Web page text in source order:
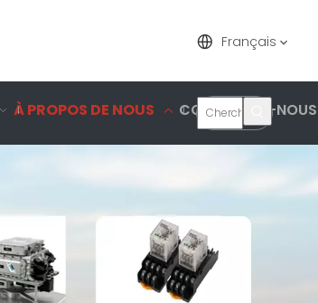
Français
À PROPOS DE NOUS CONTACTEZ-NOUS